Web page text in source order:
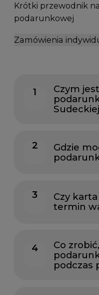
Krótki przewodnik
podarunkowej
Zamówienia
1
Czym
2
Gdzie
3
Czy
termin
4
Co
podczas